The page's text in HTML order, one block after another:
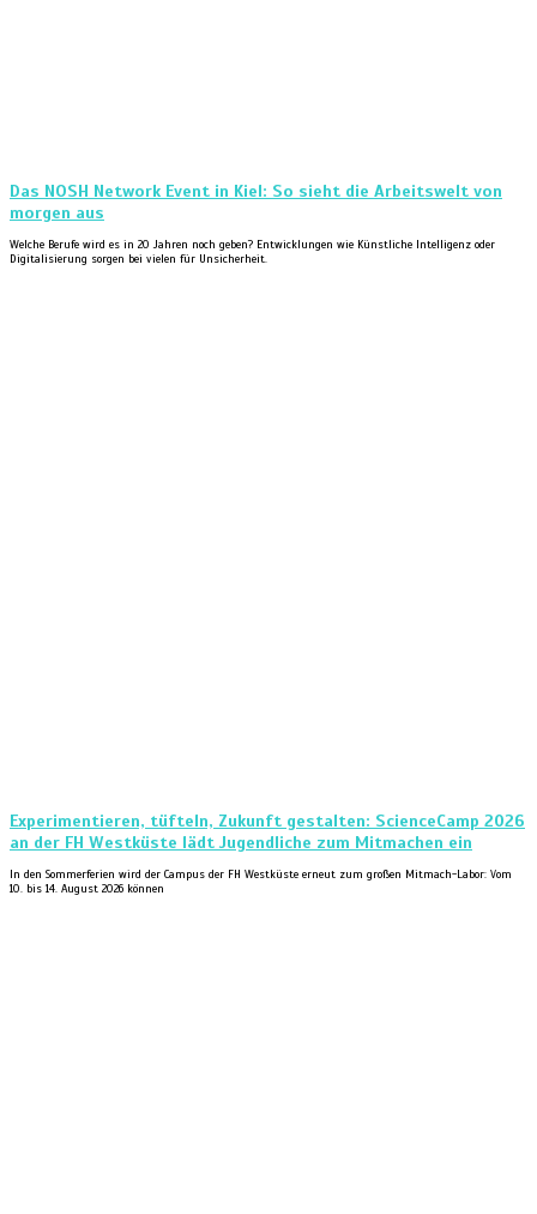
Das NOSH Network Event in Kiel: So sieht die Arbeitswelt von
morgen aus
Welche Berufe wird es in 20 Jahren noch geben? Entwicklungen wie Künstliche Intelligenz oder
Digitalisierung sorgen bei vielen für Unsicherheit.
Experimentieren, tüfteln, Zukunft gestalten: ScienceCamp 2026
an der FH Westküste lädt Jugendliche zum Mitmachen ein
In den Sommerferien wird der Campus der FH Westküste erneut zum großen Mitmach-Labor: Vom
10. bis 14. August 2026 können